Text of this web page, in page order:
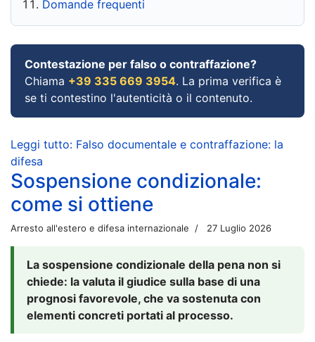
Domande frequenti
Contestazione per falso o contraffazione?
Chiama +39 335 669 3954. La prima verifica è
se ti contestino l'autenticità o il contenuto.
Leggi tutto: Falso documentale e contraffazione: la
difesa
Sospensione condizionale:
come si ottiene
Arresto all'estero e difesa internazionale 27 Luglio 2026
La sospensione condizionale della pena non si
chiede: la valuta il giudice sulla base di una
prognosi favorevole, che va sostenuta con
elementi concreti portati al processo.